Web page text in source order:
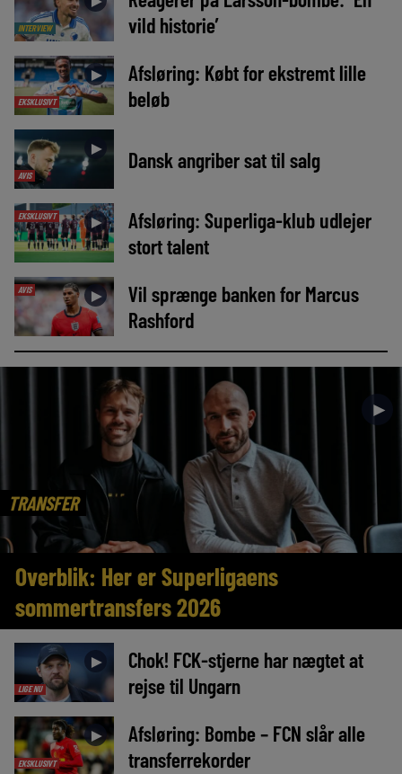
INTERVIEW
vild historie’
EKSKLUSIVT
►
Afsløring: Købt for ekstremt lille
beløb
AVIS
► Dansk angriber sat til salg
EKSKLUSIVT ►
Afsløring: Superliga-klub udlejer
stort talent
AVIS ►
Vil sprænge banken for Marcus
Rashford
TRANSFER
►
Overblik: Her er Superligaens
sommertransfers 2026
LIGE NU
►
Chok! FCK-stjerne har nægtet at
rejse til Ungarn
EKSKLUSIVT
►
Afsløring: Bombe – FCN slår alle
transferrekorder